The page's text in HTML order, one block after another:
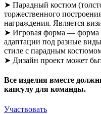
➤ Парадный костюм
торжественного
награждения. Является
➤ Игровая форма — форма
адаптации под разные
стиле с парадным
➤ Дизайн проект может
Все изделия вместе
капсулу для команды.
Участвовать